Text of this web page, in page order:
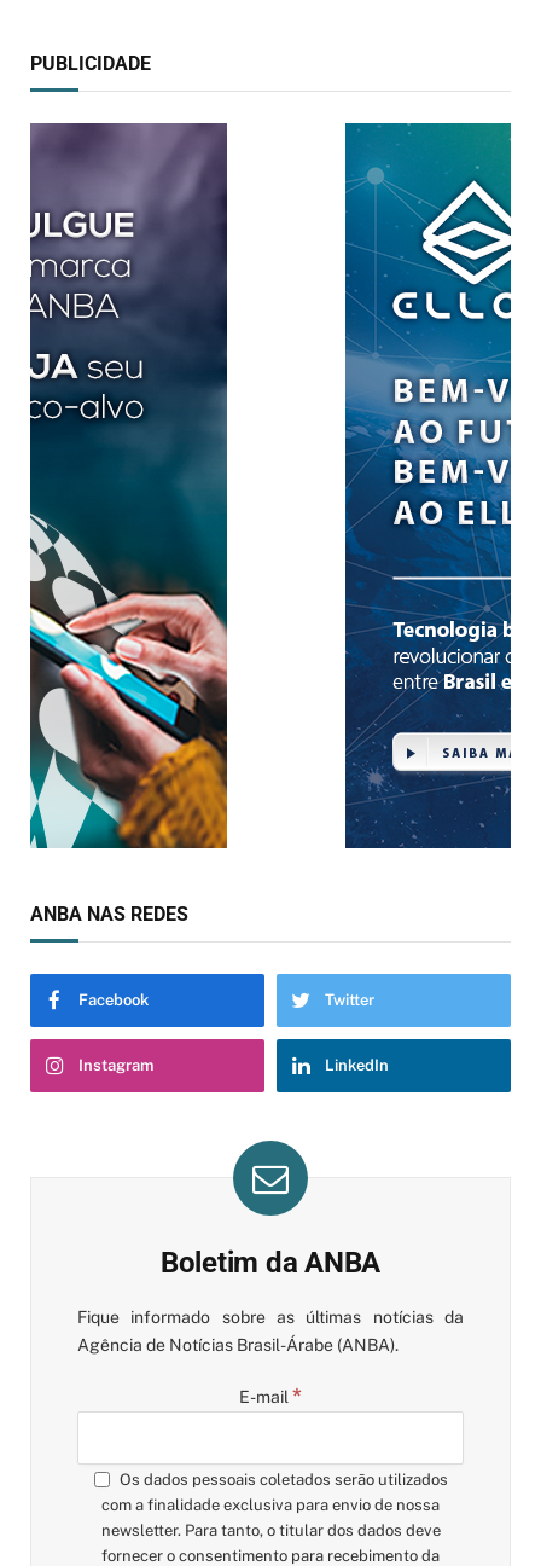
PUBLICIDADE
ANBA NAS REDES
Facebook Twitter
Instagram LinkedIn
Boletim da ANBA
Fique informado sobre as últimas notícias da
Agência de Notícias Brasil-Árabe (ANBA).
E-mail *
Os dados pessoais coletados serão utilizados
com a finalidade exclusiva para envio de nossa
newsletter. Para tanto, o titular dos dados deve
fornecer o consentimento para recebimento da